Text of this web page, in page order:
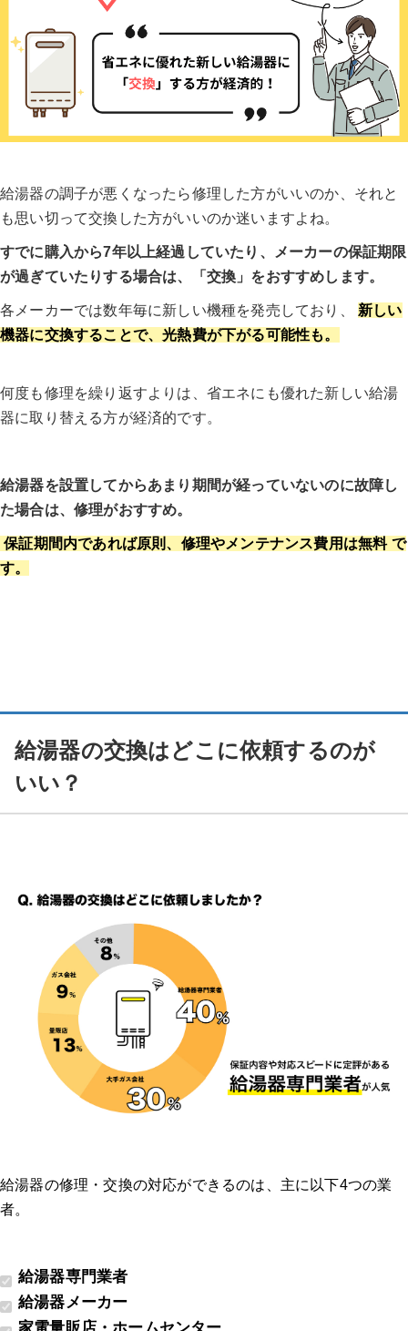
給湯器の調子が悪くなったら修理した方がいいのか、それと
も思い切って交換した方がいいのか迷いますよね。
すでに購入から7年以上経過していたり、メーカーの保証期限
が過ぎていたりする場合は、「交換」をおすすめします。
各メーカーでは数年毎に新しい機種を発売しており、 新しい
機器に交換することで、光熱費が下がる可能性も。
何度も修理を繰り返すよりは、省エネにも優れた新しい給湯
器に取り替える方が経済的です。
給湯器を設置してからあまり期間が経っていないのに故障し
た場合は、修理がおすすめ。
保証期間内であれば原則、修理やメンテナンス費用は無料 で
す。
給湯器の交換はどこに依頼するのが
いい？
給湯器の修理・交換の対応ができるのは、主に以下4つの業
者。
給湯器専門業者
給湯器メーカー